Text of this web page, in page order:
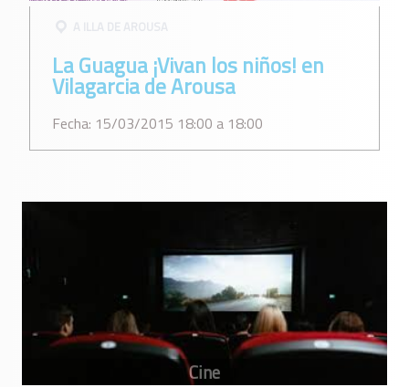
A ILLA DE AROUSA
La Guagua ¡Vivan los niños! en
Vilagarcia de Arousa
Fecha: 15/03/2015 18:00 a 18:00